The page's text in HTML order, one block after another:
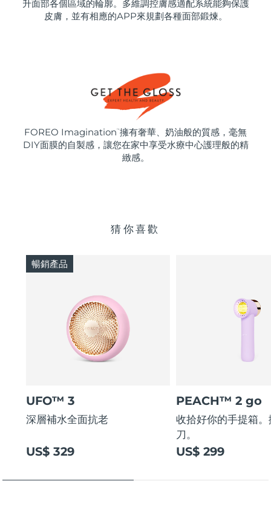
升面部各個區域的輪廓。多維調控膚感適配系統能夠保護
皮膚，並有相應的APP來規劃各種面部鍛煉。
FOREO Imagination ™ 擁有奢華、奶油般的質感，毫無
DIY面膜的自製感，讓您在家中享受水療中心護理般的精
緻感。
猜你喜歡
UFO™ 3
深層補水全面抗老
US$ 329
暢銷產品
PEACH™ 2 go
收拾好你的手提箱
刀。
US$ 299